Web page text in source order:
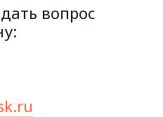
вопрос